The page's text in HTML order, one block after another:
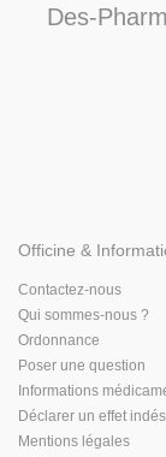
Des-
Officine &
Contactez-nous
Qui sommes-nous ?
Ordonnance
Poser une question
Informations
Déclarer un effet
Mentions légales